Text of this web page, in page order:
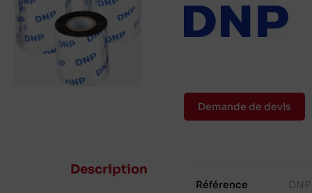
Demande de devis
Description
Référence